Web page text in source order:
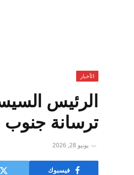
الأخبار
الرئيس
ترسانة جنوب
يونيو 28, 2026
فيسبوك